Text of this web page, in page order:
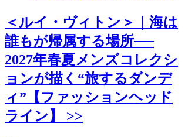
＜ルイ・ヴィトン＞｜海は
誰もが帰属する場所──
2027年春夏メンズコレクシ
ョンが描く“旅するダンデ
ィ”【ファッションヘッド
ライン】 >>